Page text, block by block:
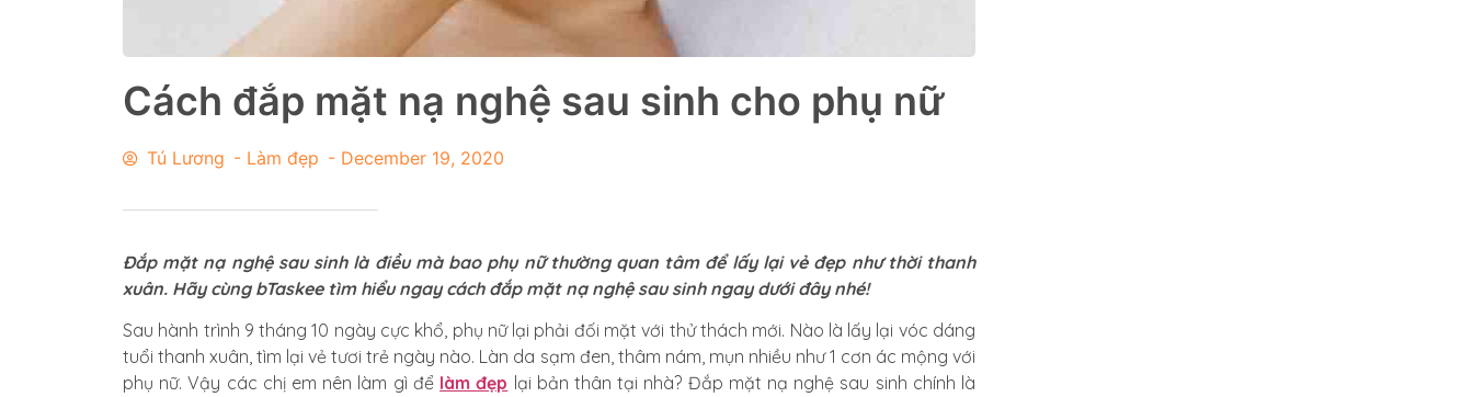
Cách đắp mặt nạ nghệ sau sinh cho phụ nữ
Tú Lương - Làm đẹp - December 19, 2020
Đắp mặt nạ nghệ sau sinh là điều mà bao phụ nữ thường quan tâm để lấy lại vẻ đẹp như thời thanh
xuân. Hãy cùng bTaskee tìm hiểu ngay cách đắp mặt nạ nghệ sau sinh ngay dưới đây nhé!
Sau hành trình 9 tháng 10 ngày cực khổ, phụ nữ lại phải đối mặt với thử thách mới. Nào là lấy lại vóc dáng
tuổi thanh xuân, tìm lại vẻ tươi trẻ ngày nào. Làn da sạm đen, thâm nám, mụn nhiều như 1 cơn ác mộng với
phụ nữ. Vậy các chị em nên làm gì để làm đẹp lại bản thân tại nhà? Đắp mặt nạ nghệ sau sinh chính là